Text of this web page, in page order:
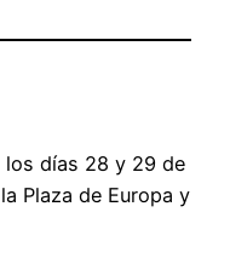
los días 28 y 29 de
Plaza de Europa y